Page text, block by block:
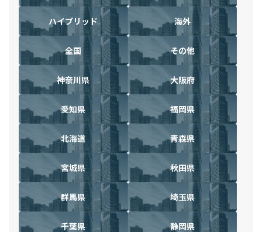
ハイブリッド 海外
全国 その他
神奈川県 大阪府
愛知県 福岡県
北海道 青森県
宮城県 秋田県
群馬県 埼玉県
千葉県 静岡県